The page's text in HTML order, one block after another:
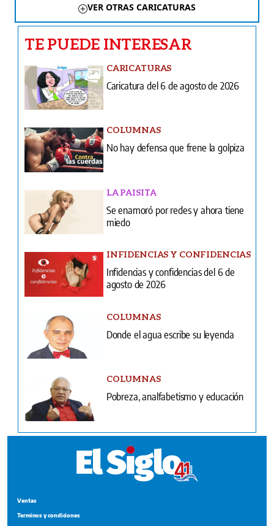
VER OTRAS CARICATURAS
TE PUEDE INTERESAR
CARICATURAS
Caricatura del 6 de agosto de 2026
COLUMNAS
No hay defensa que frene la golpiza
LA PAISITA
Se enamoró por redes y ahora tiene
miedo
INFIDENCIAS Y CONFIDENCIAS
Infidencias y confidencias del 6 de
agosto de 2026
COLUMNAS
Donde el agua escribe su leyenda
COLUMNAS
Pobreza, analfabetismo y educación
Ventas
Terminos y condiciones